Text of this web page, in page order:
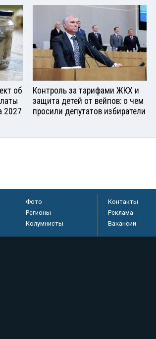
об
2027
Контроль за тарифами ЖКХ и
защита детей от вейпов: о чем
просили депутатов избиратели
Фото
Регионы
Колумнисты
Контакты
Реклама
Вакансии